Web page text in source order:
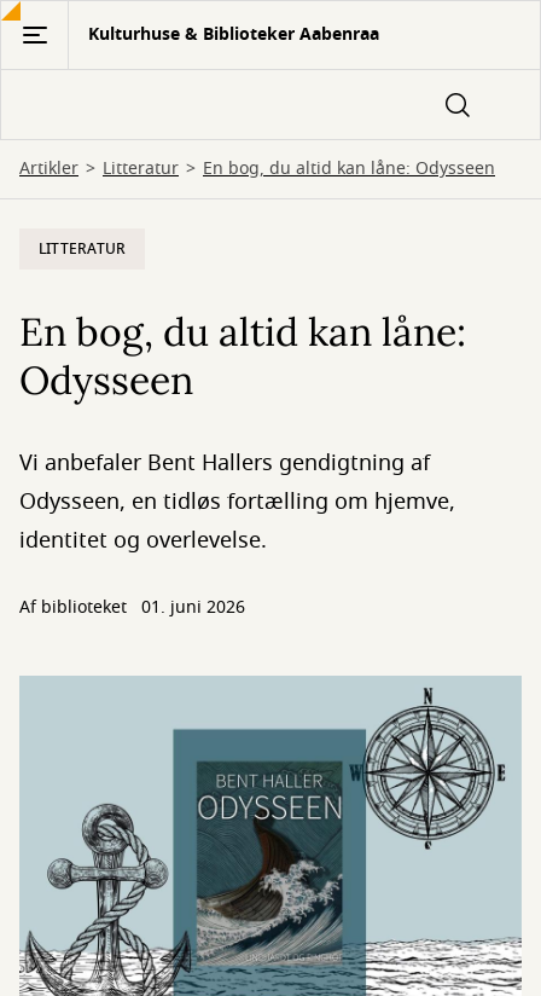
Gå
hovedindhold
Kulturhuse & Biblioteker Aabenraa
Artikler Litteratur En bog, du altid kan låne: Odysseen
LITTERATUR
En bog, du altid kan låne:
Odysseen
Vi anbefaler Bent Hallers gendigtning af
Odysseen, en tidløs fortælling om hjemve,
identitet og overlevelse.
Af biblioteket 01. juni 2026